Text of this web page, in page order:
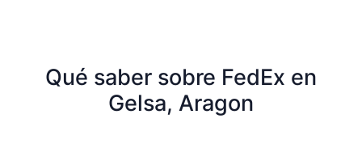
Qué saber sobre FedEx en
Gelsa, Aragon